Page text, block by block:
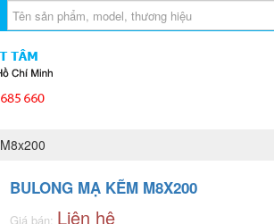
BULONG MẠ KẼM M8X200
Giá bán: Liên hệ